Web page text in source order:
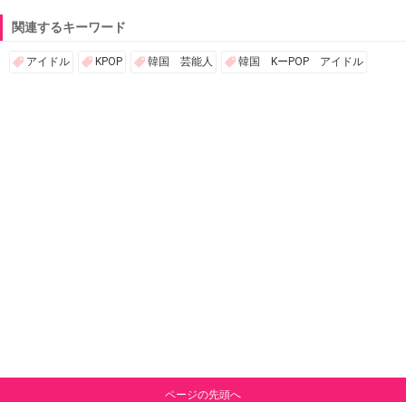
関連するキーワード
アイドル KPOP 韓国 芸能人 韓国 KーPOP アイドル
ページの先頭へ